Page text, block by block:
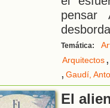
pensar
Temática:
Arquitectos,
, Gaudí,
El